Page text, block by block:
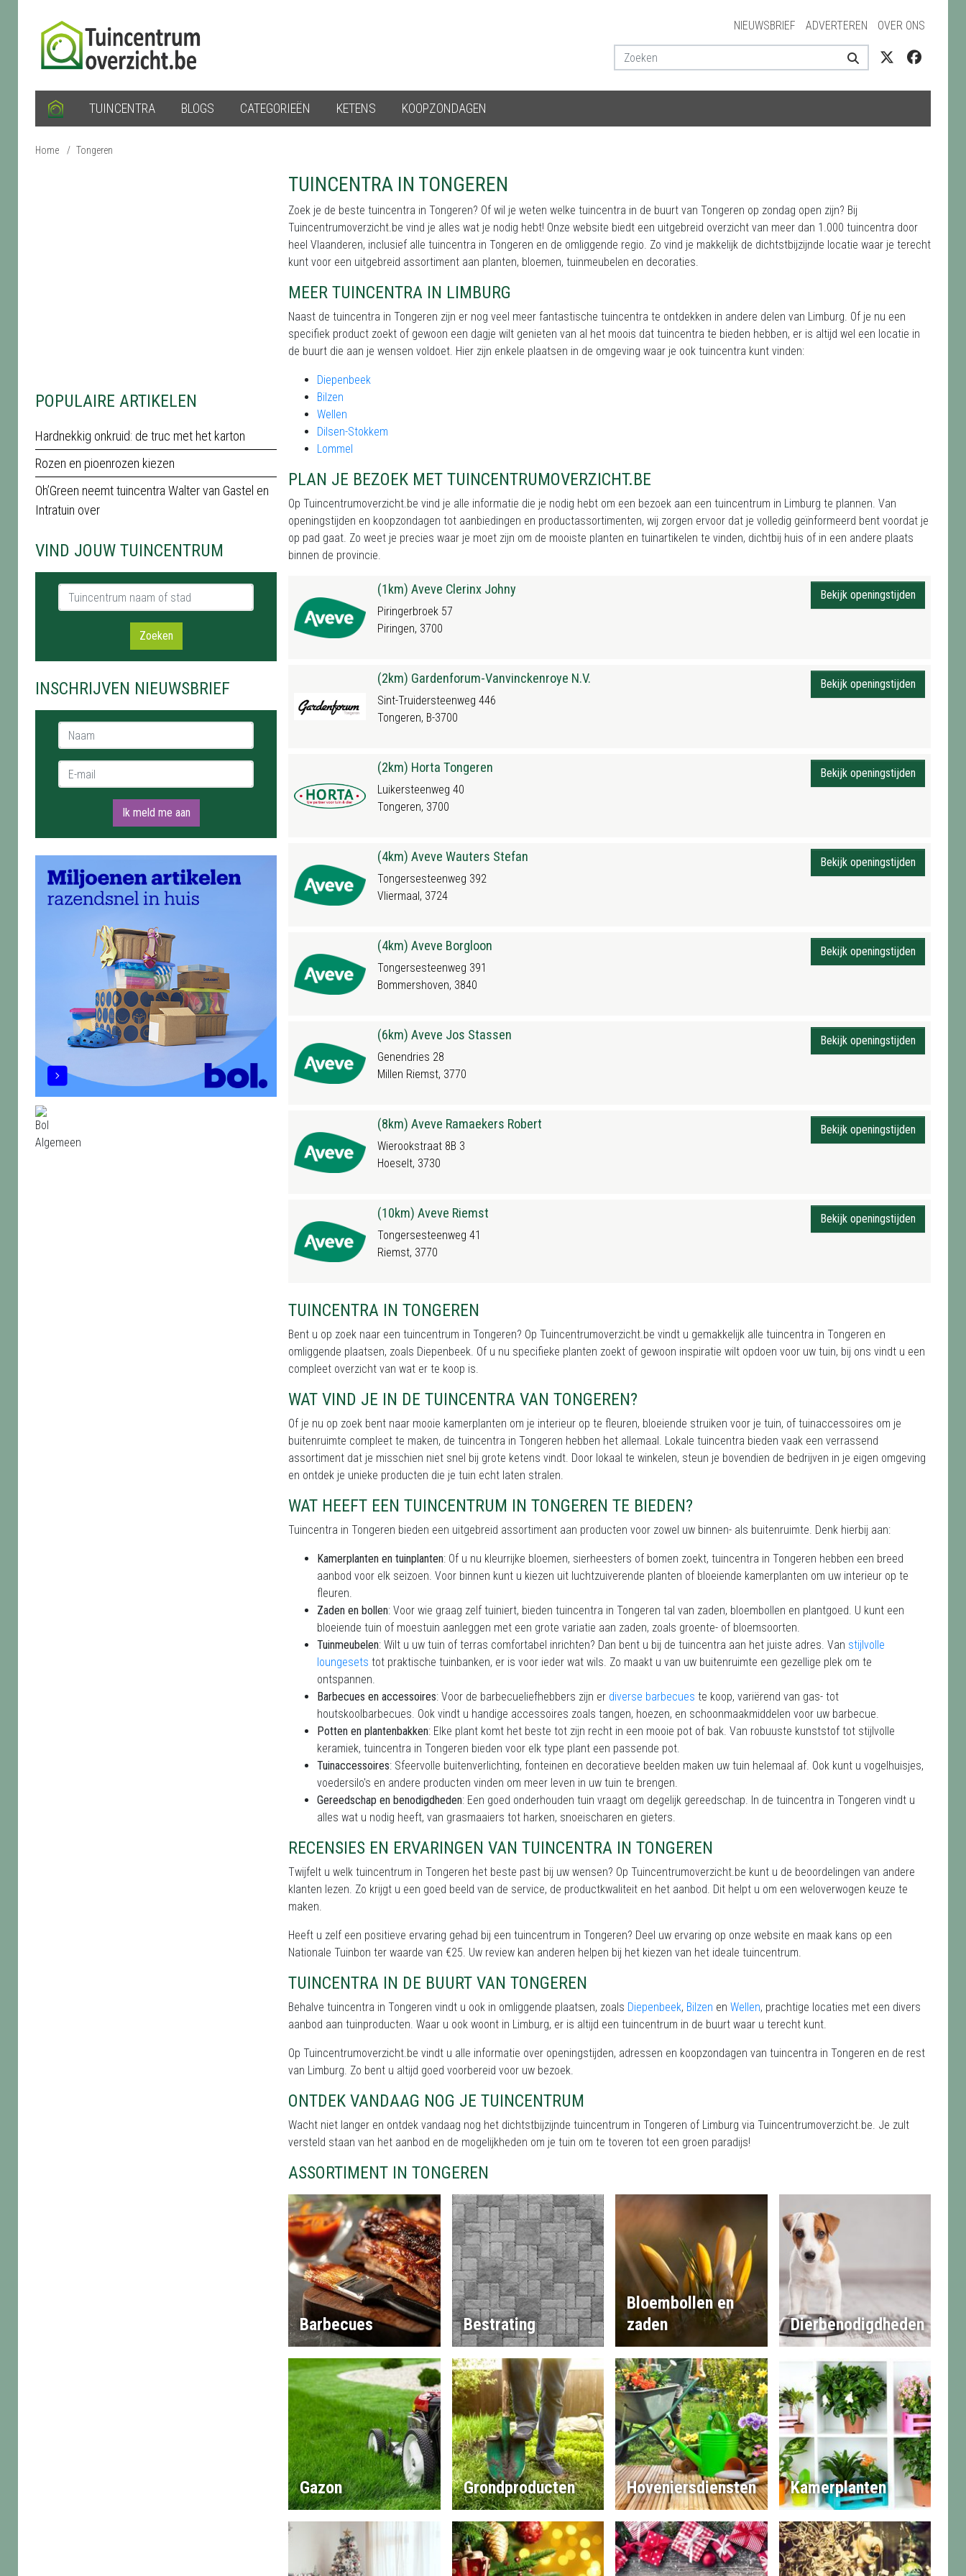
NIEUWSBRIEF ADVERTEREN OVER ONS
TUINCENTRA BLOGS CATEGORIEËN KETENS KOOPZONDAGEN
Home / Tongeren
POPULAIRE ARTIKELEN
Hardnekkig onkruid: de truc met het karton
Rozen en pioenrozen kiezen
Oh’Green neemt tuincentra Walter van Gastel en
Intratuin over
VIND JOUW TUINCENTRUM
Tuincentrum naam of stad
Zoeken
INSCHRIJVEN NIEUWSBRIEF
Naam *
E-mail *
Ik meld me aan
TUINCENTRA IN TONGEREN
Zoek je de beste tuincentra in Tongeren? Of wil je weten welke tuincentra in de buurt van Tongeren op zondag open zijn? Bij
Tuincentrumoverzicht.be vind je alles wat je nodig hebt! Onze website biedt een uitgebreid overzicht van meer dan 1.000 tuincentra door
heel Vlaanderen, inclusief alle tuincentra in Tongeren en de omliggende regio. Zo vind je makkelijk de dichtstbijzijnde locatie waar je terecht
kunt voor een uitgebreid assortiment aan planten, bloemen, tuinmeubelen en decoraties.
MEER TUINCENTRA IN LIMBURG
Naast de tuincentra in Tongeren zijn er nog veel meer fantastische tuincentra te ontdekken in andere delen van Limburg. Of je nu een
specifiek product zoekt of gewoon een dagje wilt genieten van al het moois dat tuincentra te bieden hebben, er is altijd wel een locatie in
de buurt die aan je wensen voldoet. Hier zijn enkele plaatsen in de omgeving waar je ook tuincentra kunt vinden:
Diepenbeek
Bilzen
Wellen
Dilsen-Stokkem
Lommel
PLAN JE BEZOEK MET TUINCENTRUMOVERZICHT.BE
Op Tuincentrumoverzicht.be vind je alle informatie die je nodig hebt om een bezoek aan een tuincentrum in Limburg te plannen. Van
openingstijden en koopzondagen tot aanbiedingen en productassortimenten, wij zorgen ervoor dat je volledig geïnformeerd bent voordat je
op pad gaat. Zo weet je precies waar je moet zijn om de mooiste planten en tuinartikelen te vinden, dichtbij huis of in een andere plaats
binnen de provincie.
(1km) Aveve Clerinx Johny
Piringerbroek 57
Piringen, 3700
Bekijk openingstijden
(2km) Gardenforum-Vanvinckenroye N.V.
Sint-Truidersteenweg 446
Tongeren, B-3700
Bekijk openingstijden
(2km) Horta Tongeren
Luikersteenweg 40
Tongeren, 3700
Bekijk openingstijden
(4km) Aveve Wauters Stefan
Tongersesteenweg 392
Vliermaal, 3724
Bekijk openingstijden
(4km) Aveve Borgloon
Tongersesteenweg 391
Bommershoven, 3840
Bekijk openingstijden
(6km) Aveve Jos Stassen
Genendries 28
Millen Riemst, 3770
Bekijk openingstijden
(8km) Aveve Ramaekers Robert
Wierookstraat 8B 3
Hoeselt, 3730
Bekijk openingstijden
(10km) Aveve Riemst
Tongersesteenweg 41
Riemst, 3770
Bekijk openingstijden
TUINCENTRA IN TONGEREN
Bent u op zoek naar een tuincentrum in Tongeren? Op Tuincentrumoverzicht.be vindt u gemakkelijk alle tuincentra in Tongeren en
omliggende plaatsen, zoals Diepenbeek. Of u nu specifieke planten zoekt of gewoon inspiratie wilt opdoen voor uw tuin, bij ons vindt u een
compleet overzicht van wat er te koop is.
WAT VIND JE IN DE TUINCENTRA VAN TONGEREN?
Of je nu op zoek bent naar mooie kamerplanten om je interieur op te fleuren, bloeiende struiken voor je tuin, of tuinaccessoires om je
buitenruimte compleet te maken, de tuincentra in Tongeren hebben het allemaal. Lokale tuincentra bieden vaak een verrassend
assortiment dat je misschien niet snel bij grote ketens vindt. Door lokaal te winkelen, steun je bovendien de bedrijven in je eigen omgeving
en ontdek je unieke producten die je tuin echt laten stralen.
WAT HEEFT EEN TUINCENTRUM IN TONGEREN TE BIEDEN?
Tuincentra in Tongeren bieden een uitgebreid assortiment aan producten voor zowel uw binnen- als buitenruimte. Denk hierbij aan:
Kamerplanten en tuinplanten: Of u nu kleurrijke bloemen, sierheesters of bomen zoekt, tuincentra in Tongeren hebben een breed
aanbod voor elk seizoen. Voor binnen kunt u kiezen uit luchtzuiverende planten of bloeiende kamerplanten om uw interieur op te
fleuren.
Zaden en bollen: Voor wie graag zelf tuiniert, bieden tuincentra in Tongeren tal van zaden, bloembollen en plantgoed. U kunt een
bloeiende tuin of moestuin aanleggen met een grote variatie aan zaden, zoals groente- of bloemsoorten.
Tuinmeubelen: Wilt u uw tuin of terras comfortabel inrichten? Dan bent u bij de tuincentra aan het juiste adres. Van stijlvolle
loungesets tot praktische tuinbanken, er is voor ieder wat wils. Zo maakt u van uw buitenruimte een gezellige plek om te
ontspannen.
Barbecues en accessoires: Voor de barbecueliefhebbers zijn er diverse barbecues te koop, variërend van gas- tot
houtskoolbarbecues. Ook vindt u handige accessoires zoals tangen, hoezen, en schoonmaakmiddelen voor uw barbecue.
Potten en plantenbakken: Elke plant komt het beste tot zijn recht in een mooie pot of bak. Van robuuste kunststof tot stijlvolle
keramiek, tuincentra in Tongeren bieden voor elk type plant een passende pot.
Tuinaccessoires: Sfeervolle buitenverlichting, fonteinen en decoratieve beelden maken uw tuin helemaal af. Ook kunt u vogelhuisjes,
voedersilo's en andere producten vinden om meer leven in uw tuin te brengen.
Gereedschap en benodigdheden: Een goed onderhouden tuin vraagt om degelijk gereedschap. In de tuincentra in Tongeren vindt u
alles wat u nodig heeft, van grasmaaiers tot harken, snoeischaren en gieters.
RECENSIES EN ERVARINGEN VAN TUINCENTRA IN TONGEREN
Twijfelt u welk tuincentrum in Tongeren het beste past bij uw wensen? Op Tuincentrumoverzicht.be kunt u de beoordelingen van andere
klanten lezen. Zo krijgt u een goed beeld van de service, de productkwaliteit en het aanbod. Dit helpt u om een weloverwogen keuze te
maken.
Heeft u zelf een positieve ervaring gehad bij een tuincentrum in Tongeren? Deel uw ervaring op onze website en maak kans op een
Nationale Tuinbon ter waarde van €25. Uw review kan anderen helpen bij het kiezen van het ideale tuincentrum.
TUINCENTRA IN DE BUURT VAN TONGEREN
Behalve tuincentra in Tongeren vindt u ook in omliggende plaatsen, zoals Diepenbeek, Bilzen en Wellen, prachtige locaties met een divers
aanbod aan tuinproducten. Waar u ook woont in Limburg, er is altijd een tuincentrum in de buurt waar u terecht kunt.
Op Tuincentrumoverzicht.be vindt u alle informatie over openingstijden, adressen en koopzondagen van tuincentra in Tongeren en de rest
van Limburg. Zo bent u altijd goed voorbereid voor uw bezoek.
ONTDEK VANDAAG NOG JE TUINCENTRUM
Wacht niet langer en ontdek vandaag nog het dichtstbijzijnde tuincentrum in Tongeren of Limburg via Tuincentrumoverzicht.be. Je zult
versteld staan van het aanbod en de mogelijkheden om je tuin om te toveren tot een groen paradijs!
ASSORTIMENT IN TONGEREN
Barbecues Bestrating
Bloembollen en
zaden
Dierbenodigdheden
Gazon Grondproducten Hoveniersdiensten Kamerplanten